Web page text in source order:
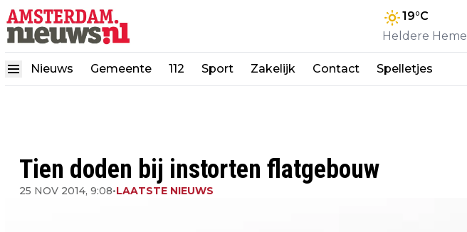
19°C
Heldere Hemel
Nieuws Gemeente 112 Sport Zakelijk Contact Spelletjes
Tien doden bij instorten flatgebouw
25 NOV 2014, 9:08•LAATSTE NIEUWS